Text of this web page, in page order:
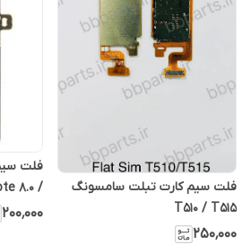
فلت سیم کارت تبلت سامسونگ
T510 / T515
۲۵۰٬۰۰۰
فلت
8.0 /
Sim
۲۰۰٬۰۰۰